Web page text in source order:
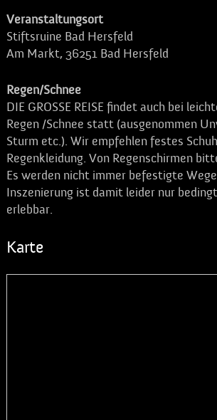
Veranstaltungsort
Stiftsruine Bad Hersfeld
Am Markt, 36251 Bad Hersfeld
Regen/Schnee
DIE GROSSE REISE findet auch bei
Regen /Schnee statt (ausgenommen
Sturm etc.). Wir empfehlen festes
Regenkleidung. Von Regenschirmen
Es werden nicht immer befestigte
Inszenierung ist damit leider nur
erlebbar.
Karte